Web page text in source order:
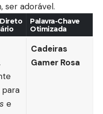
ser adorável.
Palavra-Chave
Otimizada
e
Cadeiras
Gamer Rosa